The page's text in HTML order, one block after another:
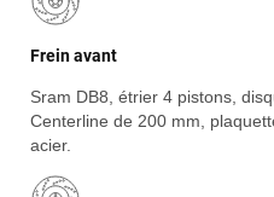
Frein avant
Sram DB8, étrier 4 pistons,
Centerline de 200 mm,
acier.
Jean-Marc TAMAYO
J'ai acheté un Mondraker
Garde en octobre 2024 et,
de mon achat. J'avais
à plusieurs amis, dont cinq ont
techniques sur mon VTT, qui